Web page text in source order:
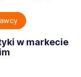
w markecie